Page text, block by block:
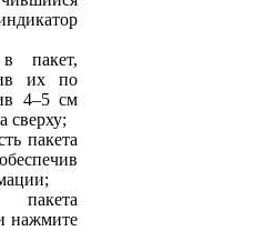
пакет,
их по
4–5 см
сверху;
пакета
нажмите